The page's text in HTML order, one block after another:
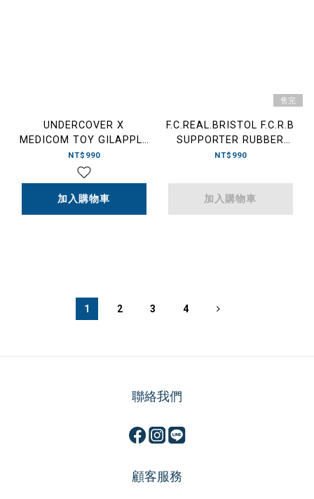
UNDERCOVER X
MEDICOM TOY GILAPPLE
LIGHT KEYCHAIN UC 蘋果
燈 鑰匙圈 藍色
NT$990
加入購物車
售完
F.C.REAL.BRISTOL F.C.R.B
SUPPORTER RUBBER
DUCK 黑白漸層 橡膠鴨 26
NT$990
加入購物車
1 2 3 4
聯絡我們
顧客服務